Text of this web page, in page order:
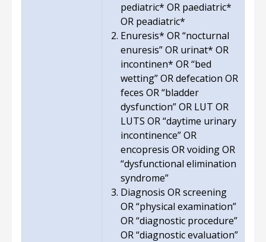
pediatric* OR paediatric*
OR peadiatric*
Enuresis* OR “nocturnal
enuresis” OR urinat* OR
incontinen* OR “bed
wetting” OR defecation OR
feces OR “bladder
dysfunction” OR LUT OR
LUTS OR “daytime urinary
incontinence” OR
encopresis OR voiding OR
“dysfunctional elimination
syndrome”
Diagnosis OR screening
OR “physical examination”
OR “diagnostic procedure”
OR “diagnostic evaluation”